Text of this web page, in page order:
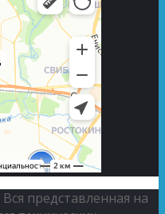
представленная на